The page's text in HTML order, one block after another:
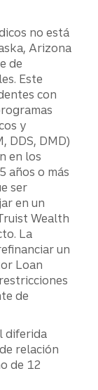
no está
Arizona
de
Este
con
y
DDS, DMD)
en los
años o más
ser
en un
Wealth
La
un
Loan
de
diferida
relación
de 12